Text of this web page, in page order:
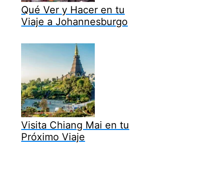
Qué Ver y Hacer en tu
Viaje a Johannesburgo
Visita Chiang Mai en tu
Próximo Viaje